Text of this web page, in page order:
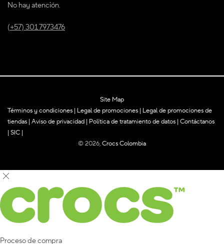
No hay atención.
(+57) 301 7973476
Site Map
Términos y condiciones | Legal de promociones | Legal de promociones de
tiendas |Aviso de privacidad | Política de tratamiento de datos |Contáctanos
|SIC |
© 2026,Crocs Colombia
Proceso de compra